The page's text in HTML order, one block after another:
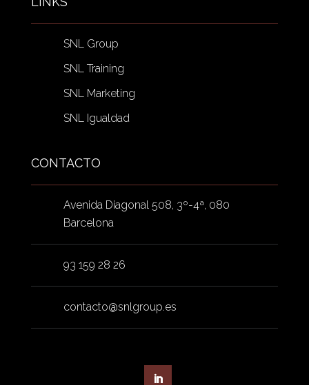
SNL Group
SNL Training
SNL Marketing
SNL Igualdad
CONTACTO
Avenida Diagonal 508, 3º-4ª, 080
Barcelona
93 159 28 26
contacto@snlgroup.es